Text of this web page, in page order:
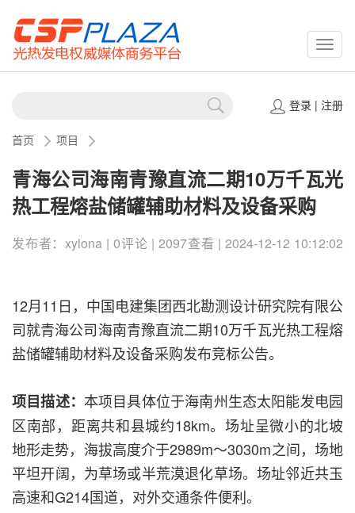
登录| 注册
首页 项目
青海公司海南青豫直流二期10万千瓦光
热工程熔盐储罐辅助材料及设备采购
发布者：xylona | 0评论 | 2097查看 | 2024-12-12 10:12:02
12月11日，中国电建集团西北勘测设计研究院有限公
司就青海公司海南青豫直流二期10万千瓦光热工程熔
盐储罐辅助材料及设备采购发布竞标公告。
项目描述： 本项目具体位于海南州生态太阳能发电园
区南部，距离共和县城约18km。场址呈微小的北坡
地形走势，海拔高度介于2989m～3030m之间，场地
平坦开阔，为草场或半荒漠退化草场。场址邻近共玉
高速和G214国道，对外交通条件便利。